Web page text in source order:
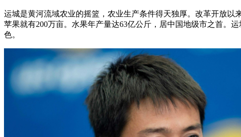
运城是黄河流域农业的摇篮，农业生产条件得天独厚。改革开放以
苹果就有200万亩。水果年产量达63亿公斤，居中国地级市之首。
色。